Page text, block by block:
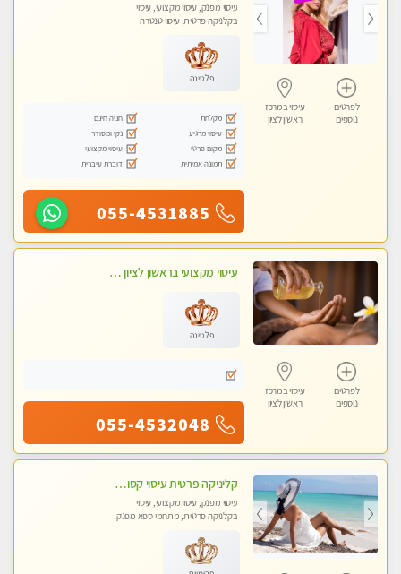
לפרטים
נוספים
עיסוי במרכז
ראשון לציון
עיסוי מפנק, עיסוי מקצועי, עיסוי
בקלניקה פרטית, עיסוי טנטרה
פלטינה
מקלחת
חניה חינם
עיסוי מרגיע
נקי ומסודר
מקום פרטי
עיסוי מקצועי
תמונה אמיתית
דוברת עיברית
055-4531885
לפרטים
נוספים
עיסוי במרכז
ראשון לציון
עיסוי מקצועי בראשון לציון מומלץ
פלטינה
055-4532048
קליניקה פרטית עיסוי קסום איכותי ומרגיע מידי זהב עיסוי שבדי קלאסי ורפלקסולוגיה שרות מקצועי טל-052-4818650
עיסוי מפנק, עיסוי מקצועי, עיסוי
בקלניקה פרטית, מתחמי ספא מפנק